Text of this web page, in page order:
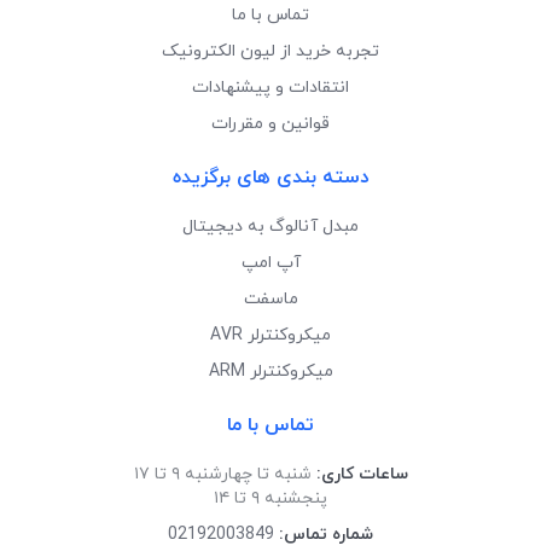
تماس با ما
تجربه خرید از لیون الکترونیک
انتقادات و پیشنهادات
قوانین و مقررات
دسته بندی های برگزیده
مبدل آنالوگ به دیجیتال
آپ امپ
ماسفت
میکروکنترلر AVR
میکروکنترلر ARM
تماس با ما
ساعات کاری: شنبه تا چهارشنبه ۹ تا ۱۷
پنجشنبه ۹ تا ۱۴
شماره تماس: 02192003849